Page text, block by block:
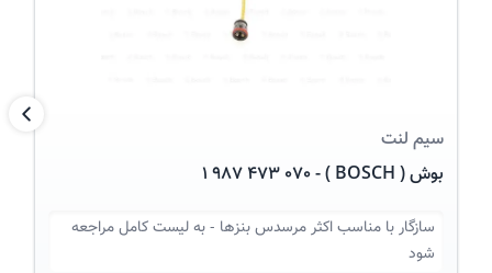
سیم لنت
بوش ( BOSCH ) - 1 987 473 070
سازگار با مناسب اکثر مرسدس بنزها - به لیست کامل مراجعه
شود